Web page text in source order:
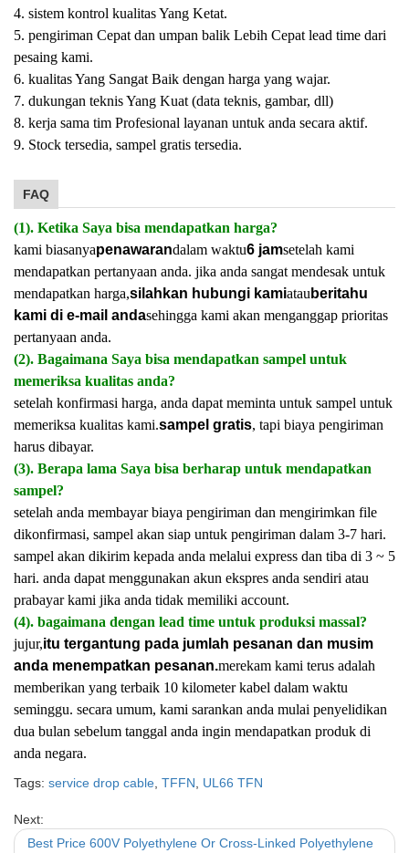
4. sistem kontrol kualitas Yang Ketat.
5. pengiriman Cepat dan umpan balik Lebih Cepat lead time dari
pesaing kami.
6. kualitas Yang Sangat Baik dengan harga yang wajar.
7. dukungan teknis Yang Kuat (data teknis, gambar, dll)
8. kerja sama tim Profesional layanan untuk anda secara aktif.
9. Stock tersedia, sampel gratis tersedia.
FAQ
(1). Ketika Saya bisa mendapatkan harga?
kami biasanyapenawarandalam waktu6 jamsetelah kami
mendapatkan pertanyaan anda. jika anda sangat mendesak untuk
mendapatkan harga,silahkan hubungi kamiatau beritahu
kami di e-mail andasehingga kami akan menganggap prioritas
pertanyaan anda.
(2). Bagaimana Saya bisa mendapatkan sampel untuk
memeriksa kualitas anda?
setelah konfirmasi harga, anda dapat meminta untuk sampel untuk
memeriksa kualitas kami.sampel gratis, tapi biaya pengiriman
harus dibayar.
(3). Berapa lama Saya bisa berharap untuk mendapatkan
sampel?
setelah anda membayar biaya pengiriman dan mengirimkan file
dikonfirmasi, sampel akan siap untuk pengiriman dalam 3-7 hari.
sampel akan dikirim kepada anda melalui express dan tiba di 3 ~ 5
hari. anda dapat menggunakan akun ekspres anda sendiri atau
prabayar kami jika anda tidak memiliki account.
(4). bagaimana dengan lead time untuk produksi massal?
jujur,itu tergantung pada jumlah pesanan dan musim
anda menempatkan pesanan.merekam kami terus adalah
memberikan yang terbaik 10 kilometer kabel dalam waktu
seminggu. secara umum, kami sarankan anda mulai penyelidikan
dua bulan sebelum tanggal anda ingin mendapatkan produk di
anda negara.
Tags: service drop cable TFFN UL66 TFN
Next:
Best Price 600V Polyethylene Or Cross-Linked Polyethylene